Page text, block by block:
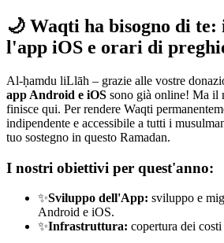
🌙 Waqti ha bisogno di te:
l'app iOS e orari di
Al-ḥamdu liLlāh – grazie alle vostre
app Android e iOS sono già online! Ma il
finisce qui. Per rendere Waqti
indipendente e accessibile a tutti i
tuo sostegno in questo Ramadan.
I nostri obiettivi per quest'anno:
✨Sviluppo dell'App: sviluppo e
Android e iOS.
✨Infrastruttura: copertura dei costi